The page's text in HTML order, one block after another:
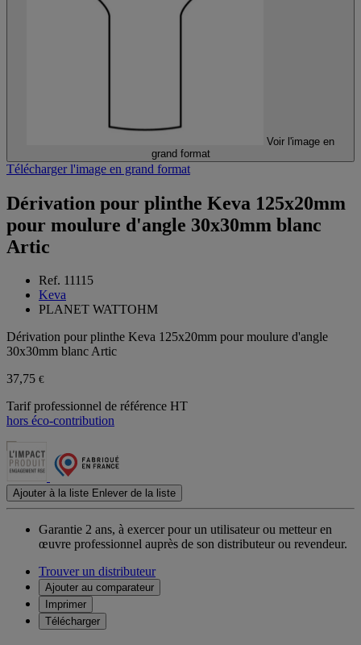
Voir l'image en
grand format
Télécharger l'image en grand format
Dérivation pour plinthe Keva 125x20mm
pour moulure d'angle 30x30mm blanc
Artic
Ref. 11115
Keva
PLANET WATTOHM
Dérivation pour plinthe Keva 125x20mm pour moulure d'angle
30x30mm blanc Artic
37,75 €
Tarif professionnel de référence HT
hors éco-contribution
Ajouter à la liste Enlever de la liste
Garantie 2 ans, à exercer pour un utilisateur ou metteur en
œuvre professionnel auprès de son distributeur ou revendeur.
Trouver un distributeur
Ajouter au comparateur
Imprimer
Télécharger